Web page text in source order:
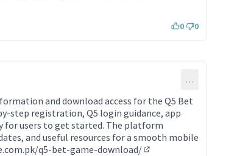
0 0
…
and download access for the Q5 Bet
step registration, Q5 login guidance, app
for users to get started. The platform
and useful resources for a smooth mobile
q5-bet-game-download/